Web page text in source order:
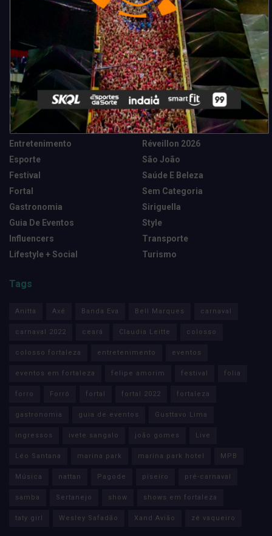
Categorias
Camarote Vip Junino
Cidade
Destaques
Entretenimento
Esporte
Festival
Fortal
Gastronomia
Guia De Eventos
Influencers
Lifestyle + Social
Marketing E Negócios
Música
News Tech
Réveillon 2026
São João
Saúde E Beleza
Sem Categoria
Siriguella
Style
Transporte
Turismo
Tags
Anitta Axé Banda Eva Bell Marques carnaval
carnaval 2022 ceará Claudia Leitte colosso
colosso fortaleza entretenimento eventos
eventos em fortaleza felipe amorim festival folia
forro Forró fortal fortal 2022 fortaleza
gastronomia guia de eventos Gusttavo Lima
ingressos ivete sangalo joão gomes Live
Léo Santana marina park marina park hotel MPB
Música nattan Pagode piseiro pré-carnaval
samba Sertanejo show shows em fortaleza
taty girl Wesley Safadão Xand Avião zé vaqueiro